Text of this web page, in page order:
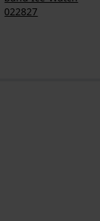
022827